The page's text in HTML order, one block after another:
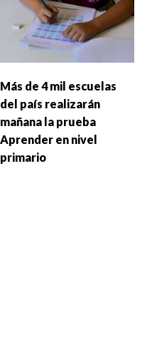
Más de 4 mil escuelas
del país realizarán
mañana la prueba
Aprender en nivel
primario